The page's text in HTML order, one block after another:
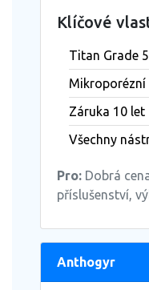
Klíčové
Titan Grade 5
Mikroporézní
Záruka 10 let
Všechny
Pro: Dobrá
příslušenství,
Anthogyr